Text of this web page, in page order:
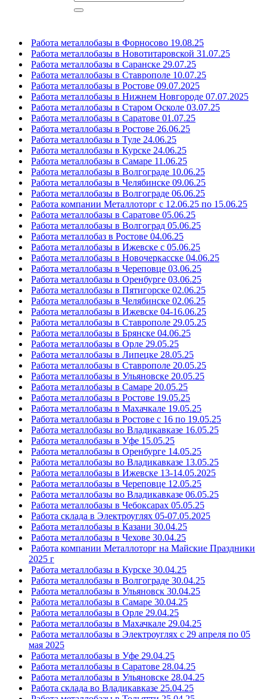
Работа металлобазы в Форносово 19.08.25
Работа металлобазы в Новотитаровской 31.07.25
Работа металлобазы в Саранске 29.07.25
Работа металлобазы в Ставрополе 10.07.25
Работа металлобазы в Ростове 09.07.2025
Работа металлобазы в Нижнем Новгороде 07.07.2025
Работа металлобазы в Старом Осколе 03.07.25
Работа металлобазы в Саратове 01.07.25
Работа металлобазы в Ростове 26.06.25
Работа металлобазы в Туле 24.06.25
Работа металлобазы в Курске 24.06.25
Работа металлобазы в Самаре 11.06.25
Работа металлобазы в Волгограде 10.06.25
Работа металлобазы в Челябинске 09.06.25
Работа металлобазы в Волгограде 06.06.25
Работа компании Металлоторг с 12.06.25 по 15.06.25
Работа металлобазы в Саратове 05.06.25
Работа металлобазы в Волгоград 05.06.25
Работа металлобаз в Ростове 04.06.25
Работа металлобазы в Ижевске с 05.06.25
Работа металлобазы в Новочеркасске 04.06.25
Работа металлобазы в Череповце 03.06.25
Работа металлобазы в Оренбурге 03.06.25
Работа металлобазы в Пятигорске 02.06.25
Работа металлобазы в Челябинске 02.06.25
Работа металлобазы в Ижевске 04-16.06.25
Работа металлобазы в Ставрополе 29.05.25
Работа металлобазы в Брянске 04.06.25
Работа металлобазы в Орле 29.05.25
Работа металлобазы в Липецке 28.05.25
Работа металлобазы в Ставрополе 20.05.25
Работа металлобазы в Ульяновске 20.05.25
Работа металлобазы в Самаре 20.05.25
Работа металлобазы в Ростове 19.05.25
Работа металлобазы в Махачкале 19.05.25
Работа металлобазы в Ростове с 16 по 19.05.25
Работа металлобазы во Владикавказе 16.05.25
Работа металлобазы в Уфе 15.05.25
Работа металлобазы в Оренбурге 14.05.25
Работа металлобазы во Владикавказе 13.05.25
Работа металлобазы в Ижевске 13-14.05.2025
Работа металлобазы в Череповце 12.05.25
Работа металлобазы во Владикавказе 06.05.25
Работа металлобазы в Чебоксарах 05.05.25
Работа склада в Электроуглях 05-07.05.2025
Работа металлобазы в Казани 30.04.25
Работа металлобазы в Чехове 30.04.25
Работа компании Металлоторг на Майские Праздники
2025 г
Работа металлобазы в Курске 30.04.25
Работа металлобазы в Волгограде 30.04.25
Работа металлобазы в Ульяновск 30.04.25
Работа металлобазы в Самаре 30.04.25
Работа металлобазы в Орле 29.04.25
Работа металлобазы в Махачкале 29.04.25
Работа металлобазы в Электроуглях с 29 апреля по 05
мая 2025
Работа металлобазы в Уфе 29.04.25
Работа металлобазы в Саратове 28.04.25
Работа металлобазы в Ульяновске 28.04.25
Работа склада во Владикавказе 25.04.25